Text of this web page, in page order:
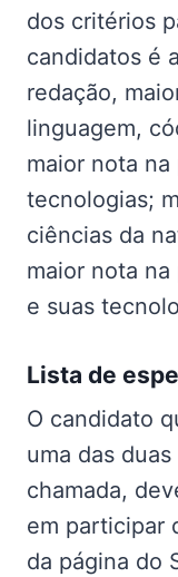
dos critérios
candidatos é
redação,
linguagem,
maior nota
tecnologias;
ciências da
maior nota
e suas
Lista de
O candidato
uma das
chamada,
em participar
da página do